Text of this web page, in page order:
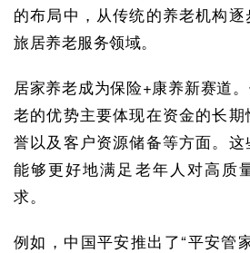
的布局中，从传统的养老机构
旅居养老服务领域。
居家养老成为保险+康养新赛道
老的优势主要体现在资金的长
誉以及客户资源储备等方面。
能够更好地满足老年人对高质
求。
例如，中国平安推出了“平安管